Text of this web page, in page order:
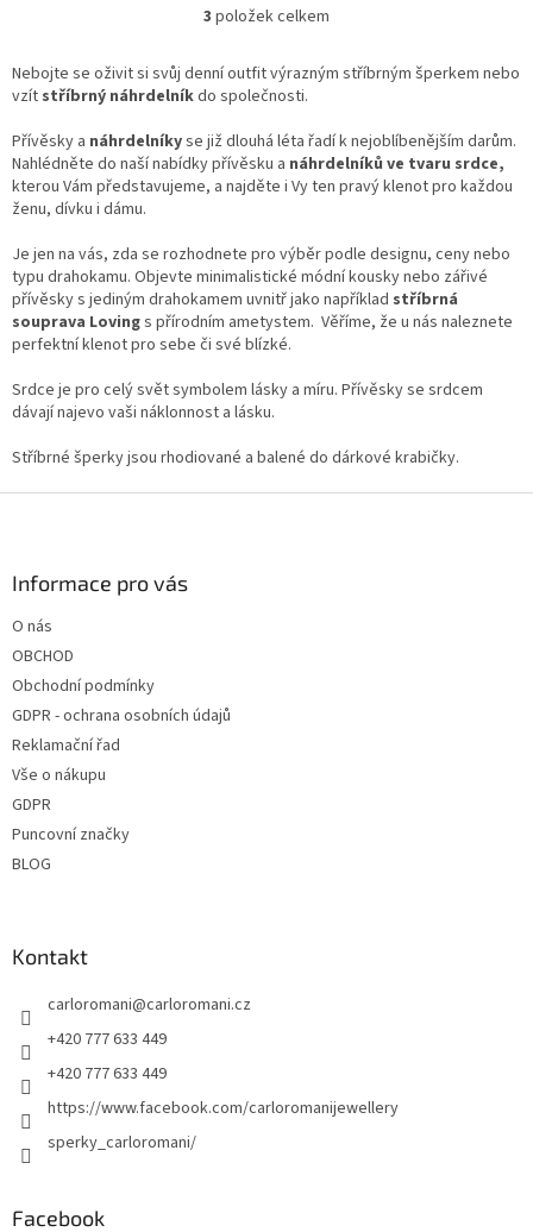
O
l
á
a
c
í
v
k
y
v
ý
i
s
3 položek celkem
Nebojte se oživit si svůj denní outfit výrazným stříbrným šperkem nebo
vzít stříbrný náhrdelníkdo společnosti.
Přívěsky a náhrdelníkyse již dlouhá léta řadí k nejoblíbenějším darům.
Nahlédněte do naší nabídky přívěsku a náhrdelníků ve tvaru srdce,
kterou Vám představujeme, a najděte i Vy ten pravý klenot pro každou
ženu, dívku i dámu.
Je jen na vás, zda se rozhodnete pro výběr podle designu, ceny nebo
typu drahokamu. Objevte minimalistické módní kousky nebo zářivé
přívěsky s jediným drahokamem uvnitř jako například stříbrná
souprava Lovings přírodním ametystem. Věříme, že u nás naleznete
perfektní klenot pro sebe či své blízké.
Srdce je pro celý svět symbolem lásky a míru. Přívěsky se srdcem
dávají najevo vaši náklonnost a lásku.
Stříbrné šperky jsou rhodiované a balené do dárkové krabičky.
Informace pro vás
O nás
OBCHOD
Obchodní podmínky
GDPR - ochrana osobních údajů
Reklamační řad
Vše o nákupu
GDPR
Puncovní značky
BLOG
Kontakt
carloromani@carloromani.cz
+420 777 633 449
+420 777 633 449
https://www.facebook.com/carloromanijewellery
sperky_carloromani/
Facebook